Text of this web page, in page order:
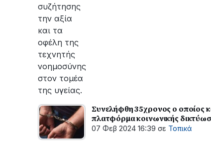
συζήτησης
την αξία
και τα
οφέλη της
τεχνητής
νοημοσύνης
στον τομέα
της υγείας.
Συνελήφθη 35χρονος ο οποίος
πλατφόρμα κοινωνικής
07 Φεβ 2024 16:39 σε Τοπικά